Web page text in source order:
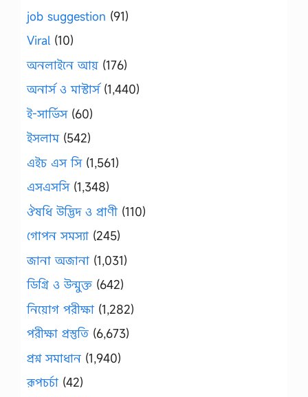
job suggestion (91)
Viral (10)
অনলাইনে আয় (176)
অনার্স ও মাস্টার্স(1,440)
ই-সার্ভিস(60)
ইসলাম(542)
এইচ এস সি(1,561)
এসএসসি(1,348)
ঔষধি উদ্ভিদ ও প্রাণী (110)
গোপন সমস্যা (245)
জানা অজানা (1,031)
ডিগ্রি ও উন্মুক্ত (642)
নিয়োগ পরীক্ষা (1,282)
পরীক্ষা প্রস্তুতি (6,673)
প্রশ্ন সমাধান (1,940)
রূপচর্চা (42)